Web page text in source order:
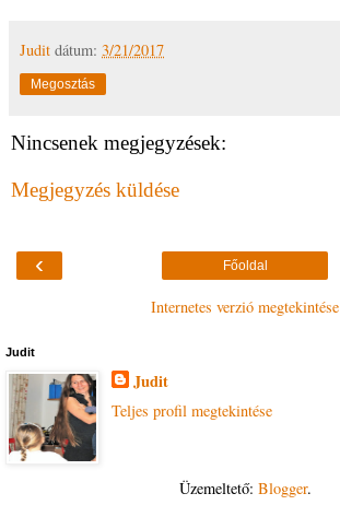
Judit dátum: 3/21/2017
Megosztás
Nincsenek megjegyzések:
Megjegyzés küldése
‹ Főoldal
Internetes verzió megtekintése
Judit
Judit
Teljes profil megtekintése
Üzemeltető: Blogger.